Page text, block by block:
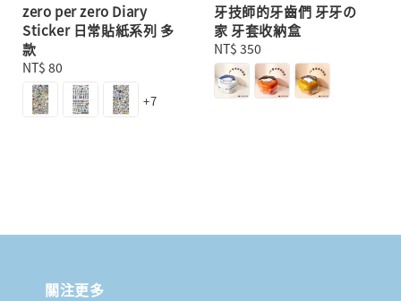
zero per zero Diary
Sticker 日常貼紙系列 多
款
Regular
price
NT$ 80
+7
牙技師的牙齒們 牙牙の
家 牙套收納盒
Regular
price
NT$ 350
關注更多